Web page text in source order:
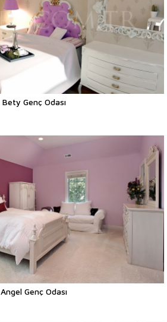
Bety Genç Odası
Angel Genç Odası